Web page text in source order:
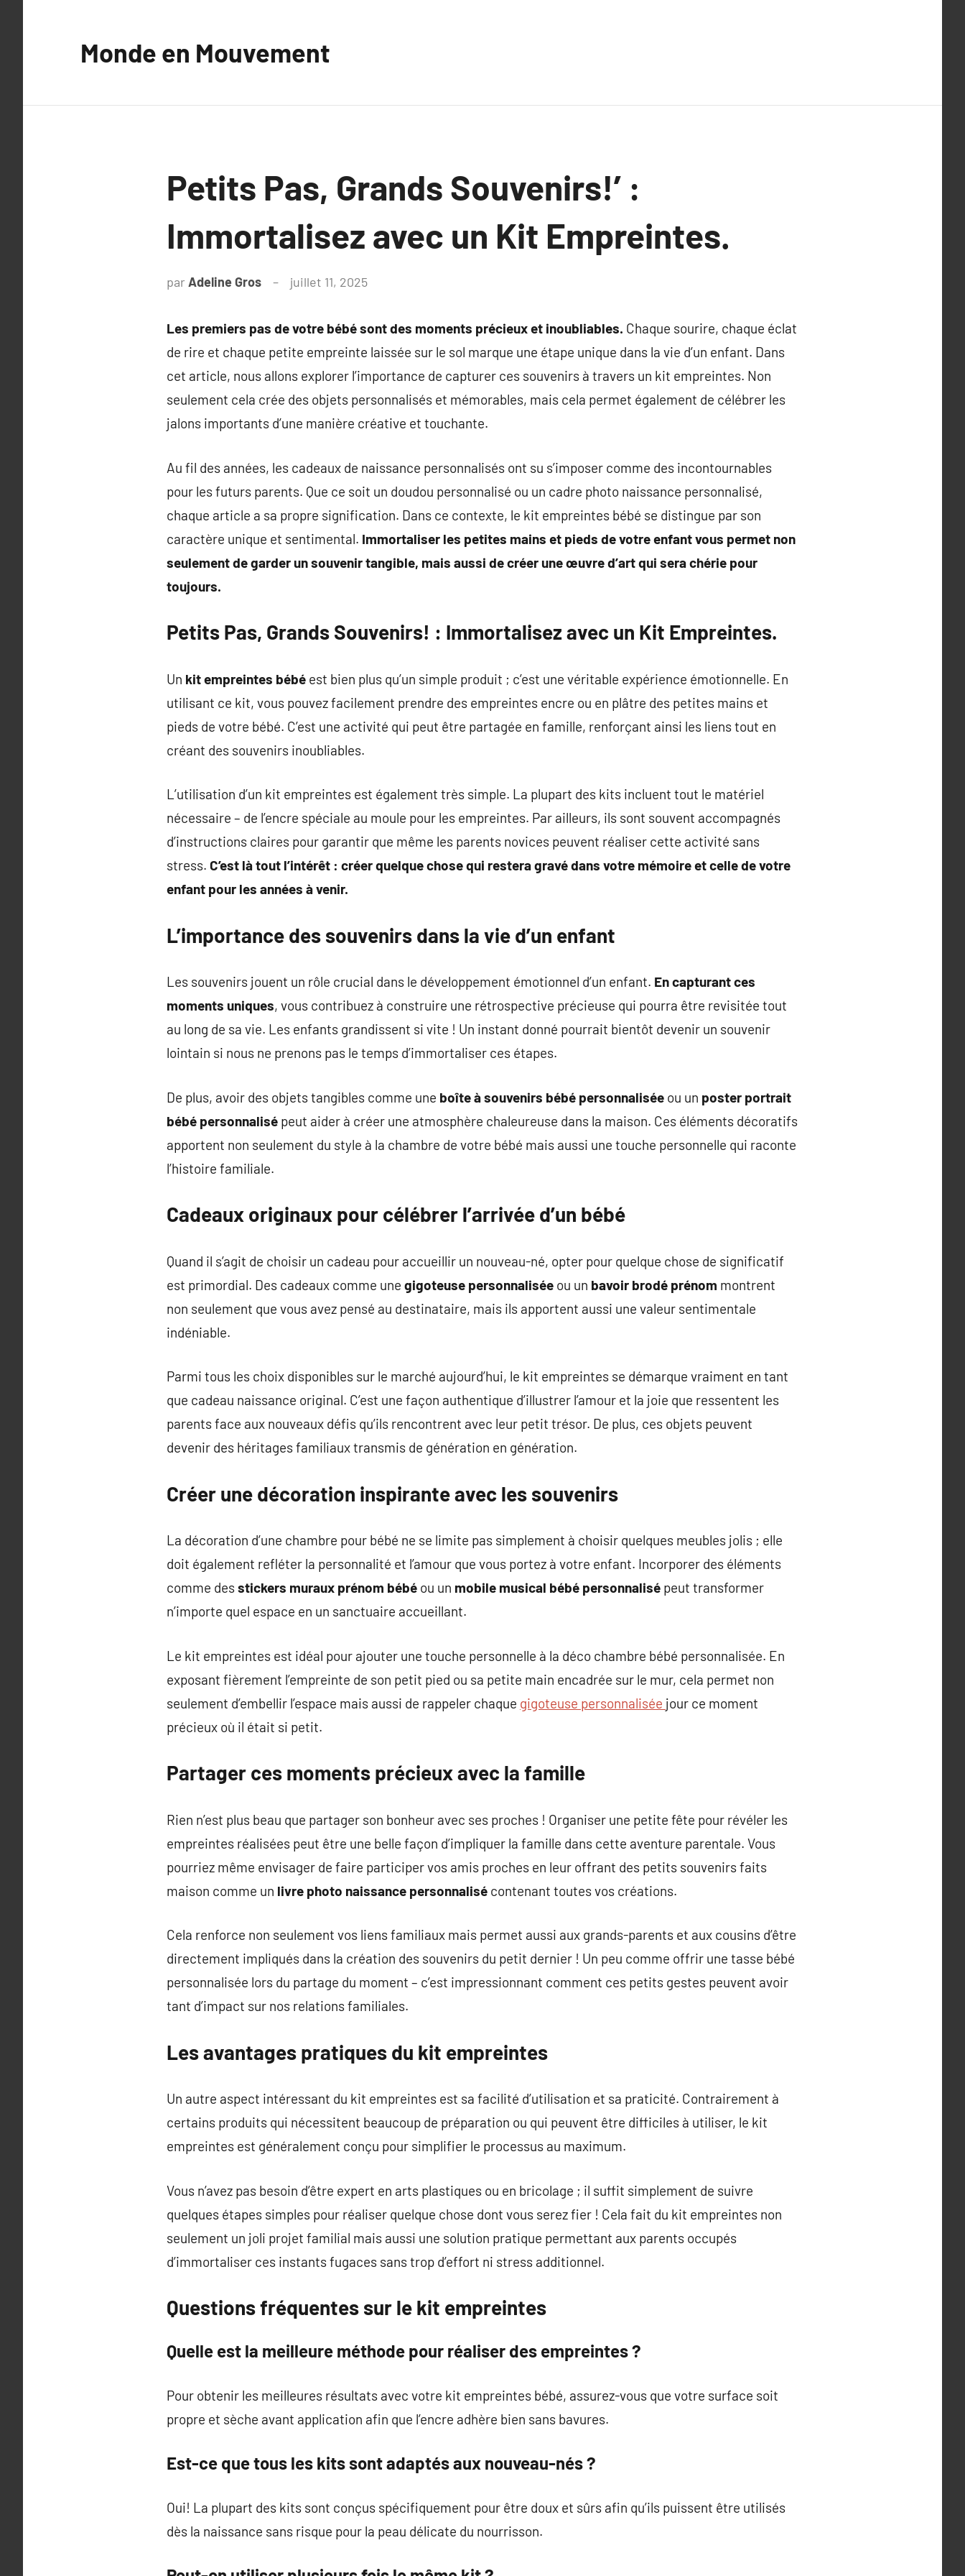
Monde en Mouvement
Petits Pas, Grands Souvenirs!’ :
Immortalisez avec un Kit Empreintes.
par Adeline Gros juillet 11, 2025
Les premiers pas de votre bébé sont des moments précieux et inoubliables. Chaque sourire, chaque éclat
de rire et chaque petite empreinte laissée sur le sol marque une étape unique dans la vie d’un enfant. Dans
cet article, nous allons explorer l’importance de capturer ces souvenirs à travers un kit empreintes. Non
seulement cela crée des objets personnalisés et mémorables, mais cela permet également de célébrer les
jalons importants d’une manière créative et touchante.
Au fil des années, les cadeaux de naissance personnalisés ont su s’imposer comme des incontournables
pour les futurs parents. Que ce soit un doudou personnalisé ou un cadre photo naissance personnalisé,
chaque article a sa propre signification. Dans ce contexte, le kit empreintes bébé se distingue par son
caractère unique et sentimental. Immortaliser les petites mains et pieds de votre enfant vous permet non
seulement de garder un souvenir tangible, mais aussi de créer une œuvre d’art qui sera chérie pour
toujours.
Petits Pas, Grands Souvenirs! : Immortalisez avec un Kit Empreintes.
Un kit empreintes bébé est bien plus qu’un simple produit ; c’est une véritable expérience émotionnelle. En
utilisant ce kit, vous pouvez facilement prendre des empreintes encre ou en plâtre des petites mains et
pieds de votre bébé. C’est une activité qui peut être partagée en famille, renforçant ainsi les liens tout en
créant des souvenirs inoubliables.
L’utilisation d’un kit empreintes est également très simple. La plupart des kits incluent tout le matériel
nécessaire – de l’encre spéciale au moule pour les empreintes. Par ailleurs, ils sont souvent accompagnés
d’instructions claires pour garantir que même les parents novices peuvent réaliser cette activité sans
stress. C’est là tout l’intérêt : créer quelque chose qui restera gravé dans votre mémoire et celle de votre
enfant pour les années à venir.
L’importance des souvenirs dans la vie d’un enfant
Les souvenirs jouent un rôle crucial dans le développement émotionnel d’un enfant. En capturant ces
moments uniques, vous contribuez à construire une rétrospective précieuse qui pourra être revisitée tout
au long de sa vie. Les enfants grandissent si vite ! Un instant donné pourrait bientôt devenir un souvenir
lointain si nous ne prenons pas le temps d’immortaliser ces étapes.
De plus, avoir des objets tangibles comme une boîte à souvenirs bébé personnalisée ou un poster portrait
bébé personnalisé peut aider à créer une atmosphère chaleureuse dans la maison. Ces éléments décoratifs
apportent non seulement du style à la chambre de votre bébé mais aussi une touche personnelle qui raconte
l’histoire familiale.
Cadeaux originaux pour célébrer l’arrivée d’un bébé
Quand il s’agit de choisir un cadeau pour accueillir un nouveau-né, opter pour quelque chose de significatif
est primordial. Des cadeaux comme une gigoteuse personnalisée ou un bavoir brodé prénom montrent
non seulement que vous avez pensé au destinataire, mais ils apportent aussi une valeur sentimentale
indéniable.
Parmi tous les choix disponibles sur le marché aujourd’hui, le kit empreintes se démarque vraiment en tant
que cadeau naissance original. C’est une façon authentique d’illustrer l’amour et la joie que ressentent les
parents face aux nouveaux défis qu’ils rencontrent avec leur petit trésor. De plus, ces objets peuvent
devenir des héritages familiaux transmis de génération en génération.
Créer une décoration inspirante avec les souvenirs
La décoration d’une chambre pour bébé ne se limite pas simplement à choisir quelques meubles jolis ; elle
doit également refléter la personnalité et l’amour que vous portez à votre enfant. Incorporer des éléments
comme desstickers muraux prénom bébé ou un mobile musical bébé personnalisé peut transformer
n’importe quel espace en un sanctuaire accueillant.
Le kit empreintes est idéal pour ajouter une touche personnelle à la déco chambre bébé personnalisée. En
exposant fièrement l’empreinte de son petit pied ou sa petite main encadrée sur le mur, cela permet non
seulement d’embellir l’espace mais aussi de rappeler chaque gigoteuse personnalisée jour ce moment
précieux où il était si petit.
Partager ces moments précieux avec la famille
Rien n’est plus beau que partager son bonheur avec ses proches ! Organiser une petite fête pour révéler les
empreintes réalisées peut être une belle façon d’impliquer la famille dans cette aventure parentale. Vous
pourriez même envisager de faire participer vos amis proches en leur offrant des petits souvenirs faits
maison comme un livre photo naissance personnalisé contenant toutes vos créations.
Cela renforce non seulement vos liens familiaux mais permet aussi aux grands-parents et aux cousins d’être
directement impliqués dans la création des souvenirs du petit dernier ! Un peu comme offrir une tasse bébé
personnalisée lors du partage du moment – c’est impressionnant comment ces petits gestes peuvent avoir
tant d’impact sur nos relations familiales.
Les avantages pratiques du kit empreintes
Un autre aspect intéressant du kit empreintes est sa facilité d’utilisation et sa praticité. Contrairement à
certains produits qui nécessitent beaucoup de préparation ou qui peuvent être difficiles à utiliser, le kit
empreintes est généralement conçu pour simplifier le processus au maximum.
Vous n’avez pas besoin d’être expert en arts plastiques ou en bricolage ; il suffit simplement de suivre
quelques étapes simples pour réaliser quelque chose dont vous serez fier ! Cela fait du kit empreintes non
seulement un joli projet familial mais aussi une solution pratique permettant aux parents occupés
d’immortaliser ces instants fugaces sans trop d’effort ni stress additionnel.
Questions fréquentes sur le kit empreintes
Quelle est la meilleure méthode pour réaliser des empreintes ?
Pour obtenir les meilleures résultats avec votre kit empreintes bébé, assurez-vous que votre surface soit
propre et sèche avant application afin que l’encre adhère bien sans bavures.
Est-ce que tous les kits sont adaptés aux nouveau-nés ?
Oui! La plupart des kits sont conçus spécifiquement pour être doux et sûrs afin qu’ils puissent être utilisés
dès la naissance sans risque pour la peau délicate du nourrisson.